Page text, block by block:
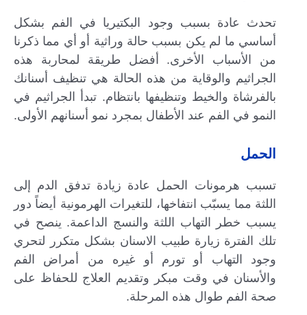
تحدث عادة بسبب وجود البكتيريا في الفم بشكل
أساسي ما لم يكن بسبب حالة وراثية أو أي مما ذكرنا
من الأسباب الأخرى. أفضل طريقة لمحاربة هذه
الجراثيم والوقاية من هذه الحالة هي تنظيف أسنانك
بالفرشاة والخيط وتنظيفها بانتظام. تبدأ الجراثيم في
النمو في الفم عند الأطفال بمجرد نمو أسنانهم الأولى.
الحمل
تسبب هرمونات الحمل عادة زيادة تدفق الدم إلى
اللثة مما يسبّب انتفاخها، للتغيرات الهرمونية أيضاً دور
يسبب خطر التهاب اللثة والنسج الداعمة. ينصح في
تلك الفترة زيارة طبيب الاسنان بشكل متكرر لتحري
وجود التهاب أو تورم أو غيره من أمراض الفم
والأسنان في وقت مبكر وتقديم العلاج للحفاظ على
صحة الفم طوال هذه المرحلة.